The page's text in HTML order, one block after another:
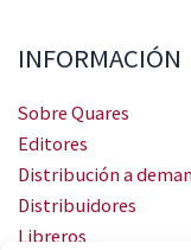
INFORMACIÓN
Sobre Quares
Editores
Distribución a
Distribuidores
Libreros